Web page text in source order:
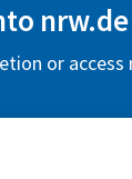
or